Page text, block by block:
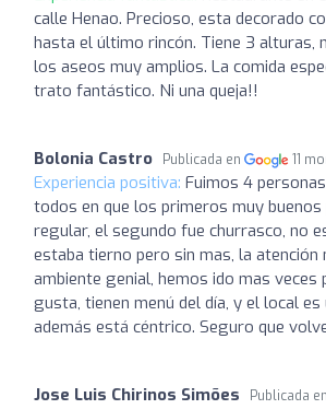
calle Henao. Precioso, esta decorado
hasta el último rincón. Tiene 3 alturas,
los aseos muy amplios. La comida
trato fantástico. Ni una queja!!
Bolonia Castro Publicada en 11
Experiencia positiva: Fuimos 4
todos en que los primeros muy
regular, el segundo fue churrasco, no
estaba tierno pero sin mas, la
ambiente genial, hemos ido mas veces
gusta, tienen menú del día, y el local es
además está céntrico. Seguro que
Jose Luis Chirinos Simões Publicada en